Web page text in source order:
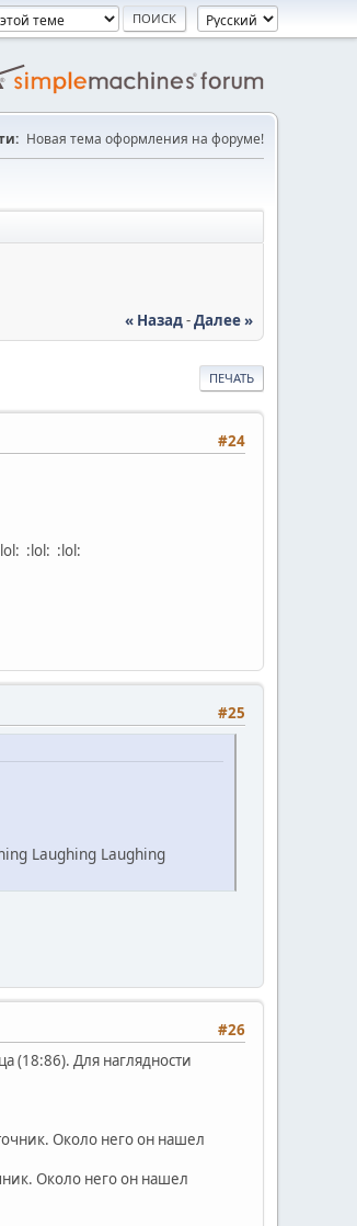
Новая тема оформления на форуме!
« Назад-Далее »
ПЕЧАТЬ
#24
:lol: :lol:
#25
Laughing Laughing
#26
(18:86). Для наглядности
Около него он нашел
Около него он нашел